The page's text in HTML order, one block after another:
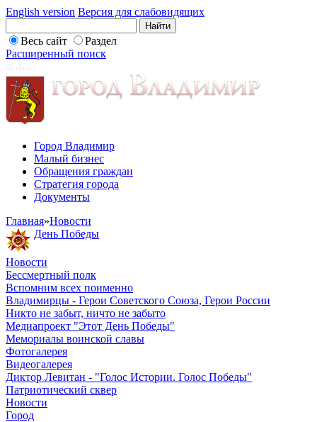
English version Версия для слабовидящих
Весь сайт
Раздел
Расширенный поиск
Город Владимир
Малый бизнес
Обращения граждан
Стратегия города
Документы
Главная»Новости
День Победы
Новости
Бессмертный полк
Вспомним всех поименно
Владимирцы - Герои Советского Союза, Герои России
Никто не забыт, ничто не забыто
Медиапроект "Этот День Победы"
Мемориалы воинской славы
Фотогалерея
Видеогалерея
Диктор Левитан - "Голос Истории. Голос Победы"
Патриотический сквер
Новости
Город